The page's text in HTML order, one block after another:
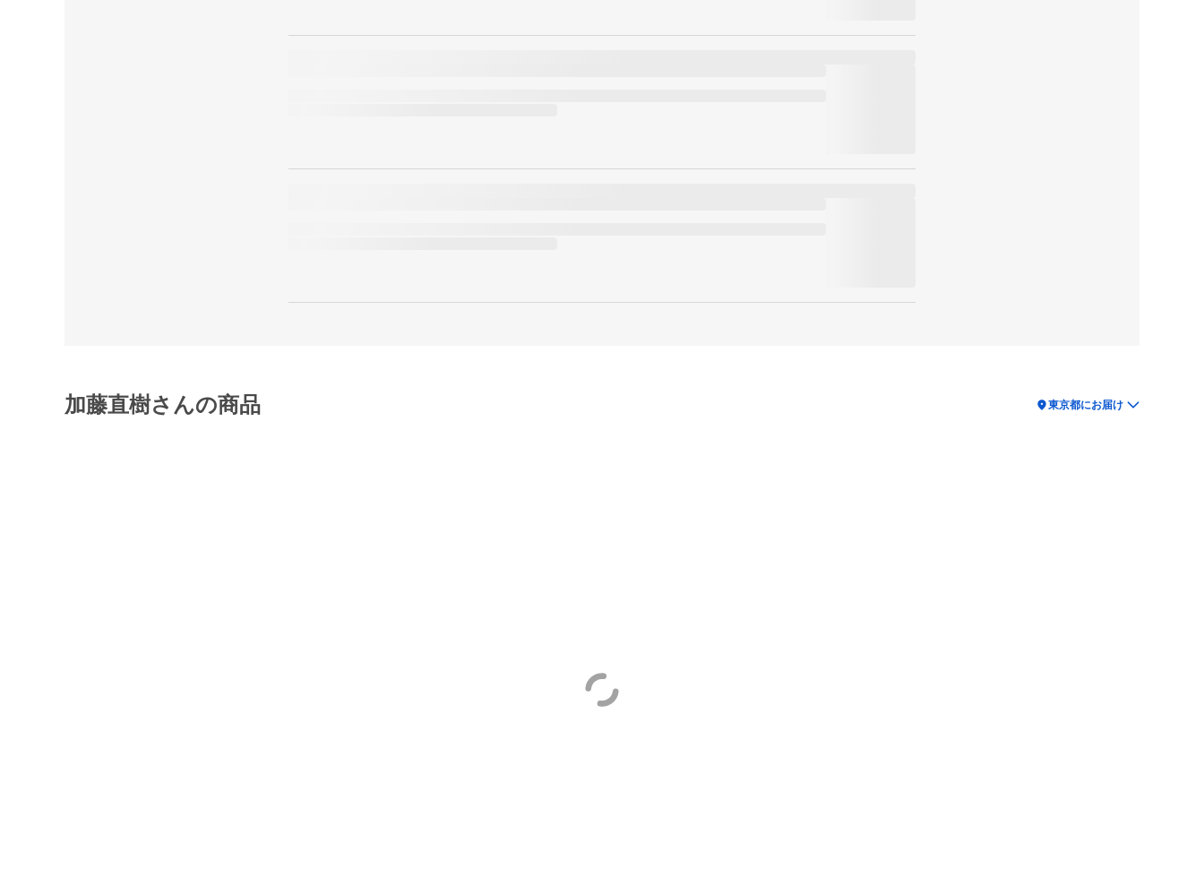
加藤直樹さんの商品 location_on東京都にお届け